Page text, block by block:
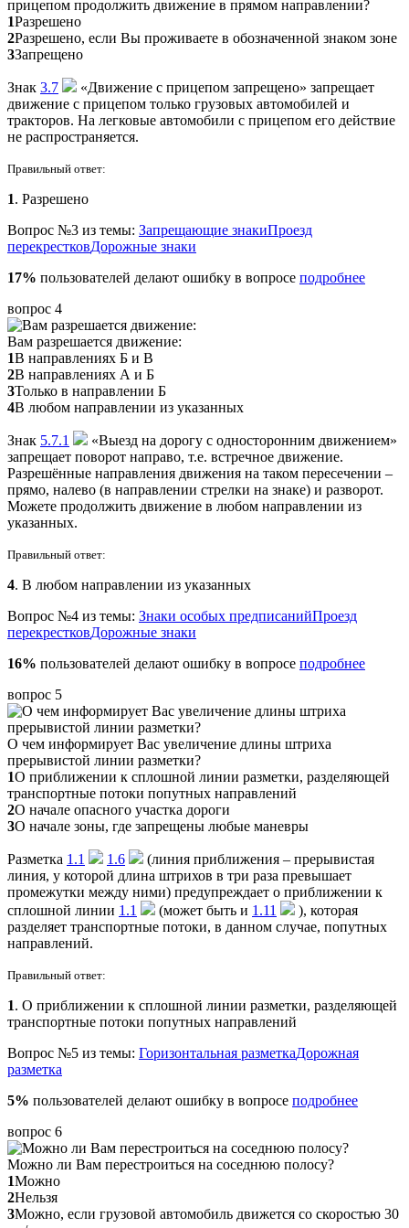
прицепом продолжить движение в прямом направлении?
1Разрешено
2Разрешено, если Вы проживаете в обозначенной знаком зоне
3Запрещено
Знак 3.7
«Движение с прицепом запрещено» запрещает
движение с прицепом только грузовых автомобилей и
тракторов. На легковые автомобили с прицепом его действие
не распространяется.
Правильный ответ:
1. Разрешено
Вопрос №3 из темы: Запрещающие знакиПроезд
перекрестковДорожные знаки
17% пользователей делают ошибку в вопросе подробнее
вопрос 4
Вам разрешается движение:
1В направлениях Б и В
2В направлениях А и Б
3Только в направлении Б
4В любом направлении из указанных
Знак 5.7.1
«Выезд на дорогу с односторонним движением»
запрещает поворот направо, т.е. встречное движение.
Разрешённые направления движения на таком пересечении –
прямо, налево (в направлении стрелки на знаке) и разворот.
Можете продолжить движение в любом направлении из
указанных.
Правильный ответ:
4. В любом направлении из указанных
Вопрос №4 из темы: Знаки особых предписанийПроезд
перекрестковДорожные знаки
16% пользователей делают ошибку в вопросе подробнее
вопрос 5
О чем информирует Вас увеличение длины штриха
прерывистой линии разметки?
1О приближении к сплошной линии разметки, разделяющей
транспортные потоки попутных направлений
2О начале опасного участка дороги
3О начале зоны, где запрещены любые маневры
Разметка 1.1 1.6
(линия приближения – прерывистая
линия, у которой длина штрихов в три раза превышает
промежутки между ними) предупреждает о приближении к
сплошной линии 1.1 (может быть и 1.11
), которая
разделяет транспортные потоки, в данном случае, попутных
направлений.
Правильный ответ:
1. О приближении к сплошной линии разметки, разделяющей
транспортные потоки попутных направлений
Вопрос №5 из темы: Горизонтальная разметкаДорожная
разметка
5% пользователей делают ошибку в вопросе подробнее
вопрос 6
Можно ли Вам перестроиться на соседнюю полосу?
1Можно
2Нельзя
3Можно, если грузовой автомобиль движется со скоростью 30